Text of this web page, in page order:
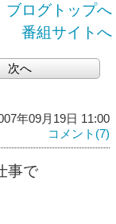
ブログトップへ
番組サイトへ
次へ
年09月19日 11:00
コメント(7)
事で